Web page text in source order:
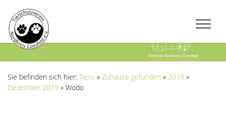
Sie befinden sich hier: Tiere » Zuhause gefunden » 2019 »
Dezember 2019 » Wodo